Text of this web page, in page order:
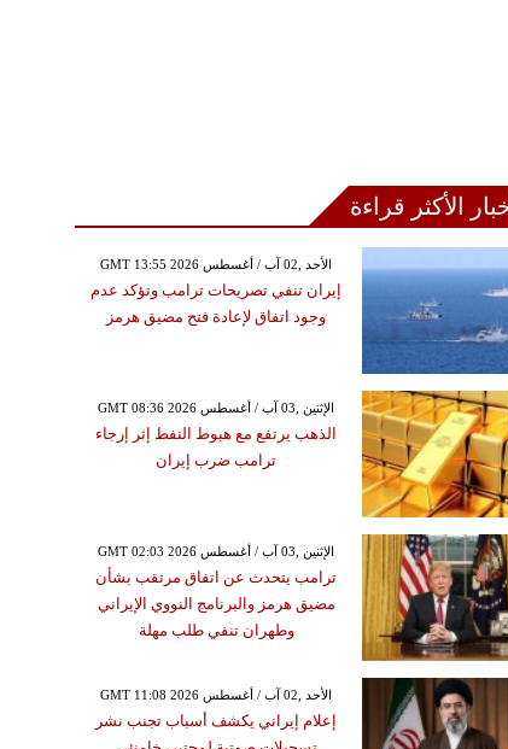
الأكثر قراءة
GMT 13:55 2026 الأحد ,02 آب / أغسطس
إيران تنفي تصريحات ترامب وتؤكد عدم
وجود اتفاق لإعادة فتح مضيق هرمز
GMT 08:36 2026 الإثنين ,03 آب / أغسطس
الذهب يرتفع مع هبوط النفط إثر إرجاء
ترامب ضرب إيران
GMT 02:03 2026 الإثنين ,03 آب / أغسطس
ترامب يتحدث عن اتفاق مرتقب بشأن
مضيق هرمز والبرنامج النووي الإيراني
وطهران تنفي طلب مهلة
GMT 11:08 2026 الأحد ,02 آب / أغسطس
إعلام إيراني يكشف أسباب تجنب نشر